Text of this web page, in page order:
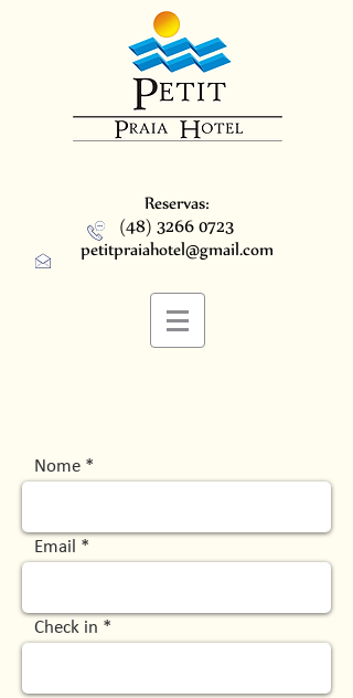
Reservas:
(48) 3266 0723
petitpraiahotel@gmail.com
Nome
Email
Check in